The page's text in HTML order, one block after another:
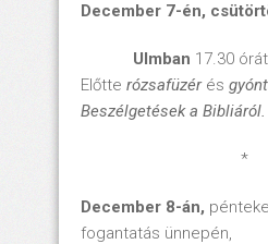
December 7-én,
Ulmban 17.30
Előtte rózsafüzér és
Beszélgetések a Bibliáról.
*
December 8-án,
fogantatás ünnepén,